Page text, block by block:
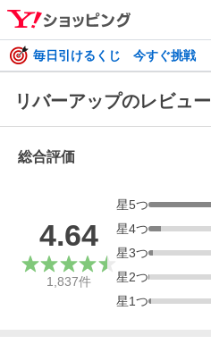
毎日引けるくじ 今すぐ挑戦
リバーアップのレビュー
総合評価
4.64
1,837件
星5つ
星4つ
星3つ
星2つ
星1つ